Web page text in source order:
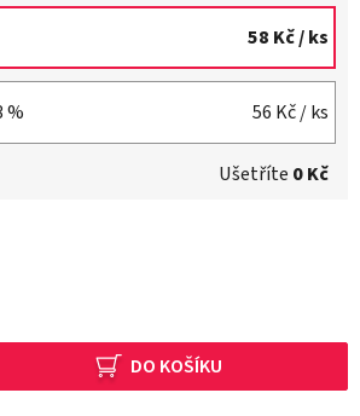
58 Kč/ ks
% 56 Kč/ ks
Ušetříte 0 Kč
DO KOŠÍKU